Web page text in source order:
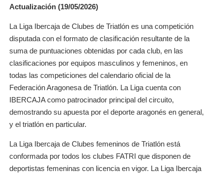
Actualización (19/05/2026)
La Liga Ibercaja de Clubes de Triatlón es una competición
disputada con el formato de clasificación resultante de la
suma de puntuaciones obtenidas por cada club, en las
clasificaciones por equipos masculinos y femeninos, en
todas las competiciones del calendario oficial de la
Federación Aragonesa de Triatlón. La Liga cuenta con
IBERCAJA como patrocinador principal del circuito,
demostrando su apuesta por el deporte aragonés en general,
y el triatlón en particular.
La Liga Ibercaja de Clubes femeninos de Triatlón está
conformada por todos los clubes FATRI que disponen de
deportistas femeninas con licencia en vigor. La Liga Ibercaja